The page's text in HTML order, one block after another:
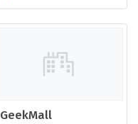
GeekMall